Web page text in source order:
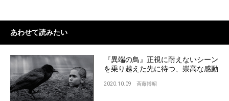
あわせて読みたい
『異端の鳥』正視に耐えないシーン
を乗り越えた先に待つ、崇高な感動
2020.10.09 斉藤博昭